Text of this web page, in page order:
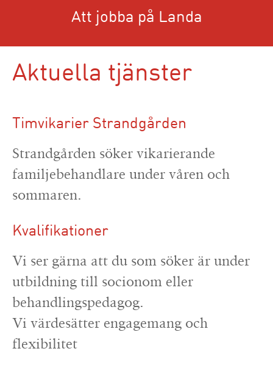
Att jobba på Landa
Aktuella tjänster
Timvikarier Strandgården
Strandgården söker vikarierande
familjebehandlare under våren och
sommaren.
Kvalifikationer
Vi ser gärna att du som söker är under
utbildning till socionom eller
behandlingspedagog.
Vi värdesätter engagemang och
flexibilitet